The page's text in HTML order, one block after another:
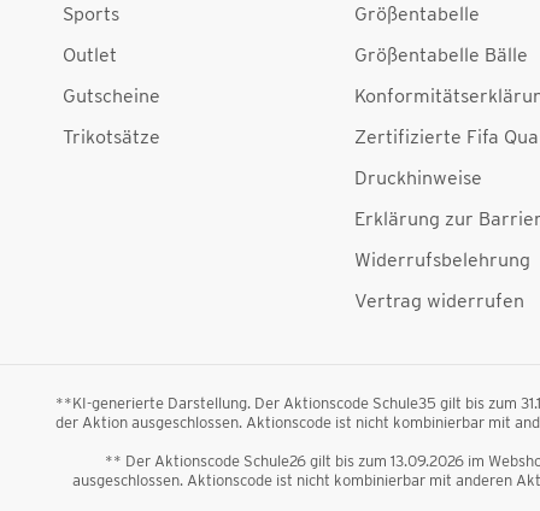
Sports
Outlet
Gutscheine
Trikotsätze
Größentabelle
Größentabelle Bälle
Zertifizierte Fifa
Druckhinweise
Erklärung zur
Widerrufsbelehrung
Vertrag widerrufen
**KI-generierte Darstellung. Der Aktionscode Schule35 gilt bis zum
der Aktion ausgeschlossen. Aktionscode ist nicht kombinierbar mit
** Der Aktionscode Schule26 gilt bis zum 13.09.2026 im
ausgeschlossen. Aktionscode ist nicht kombinierbar mit anderen